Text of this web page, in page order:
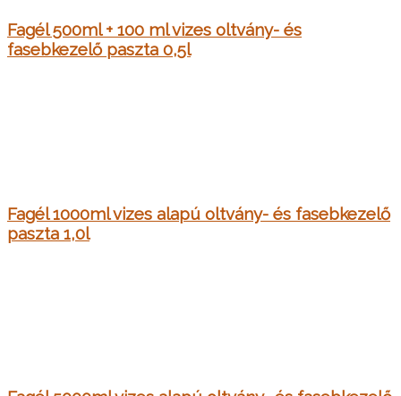
Fagél 500ml + 100 ml vizes oltvány- és
fasebkezelő paszta 0,5l
Fagél 1000ml vizes alapú oltvány- és fasebkezelő
paszta 1,0l